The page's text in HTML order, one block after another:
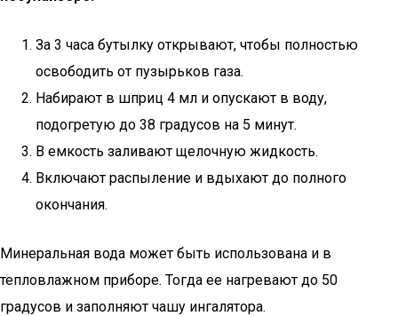
За 3 часа бутылку открывают, чтобы полностью
освободить от пузырьков газа.
Набирают в шприц 4 мл и опускают в воду,
подогретую до 38 градусов на 5 минут.
В емкость заливают щелочную жидкость.
Включают распыление и вдыхают до полного
окончания.
Минеральная вода может быть использована и в
тепловлажном приборе. Тогда ее нагревают до 50
градусов и заполняют чашу ингалятора.